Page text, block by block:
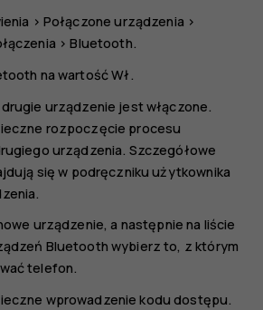
> Połączone urządzenia >
>Bluetooth.
na wartośćWł.
urządzenie jest włączone.
rozpoczęcie procesu
urządzenia. Szczegółowe
się w podręczniku użytkownika
urządzenie, a następnie na liście
Bluetooth wybierz to, z którym
telefon.
wprowadzenie kodu dostępu.